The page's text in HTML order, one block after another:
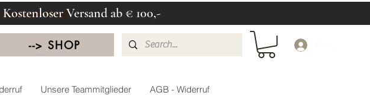
ab 100€
Kostenloser Versand ab € 100,-
Unsere Teammitglieder AGB - Widerruf
--> SHOP